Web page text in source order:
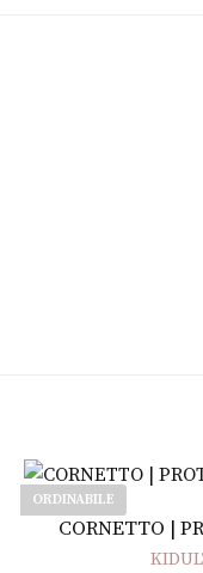
ORDINABILE
Leggi
CORNETTO |